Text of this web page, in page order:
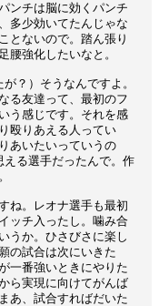
ンチは脳に効くパンチ
多少効いてたんじゃな
とないので。踏ん張り
腰強化したいなと。
？）そうなんですよ。
る友達って、最初のフ
う感じです。それを感
殴りあえる人ってい
あいたいっていうの
る選手だったんで。作
ね。レオナ選手も最初
ッチ入ったし。噛み合
うか。ひさびさに楽し
の試合は次にいきた
一番強いときにやりた
ら実現に向けてがんば
あ、試合すればだいた